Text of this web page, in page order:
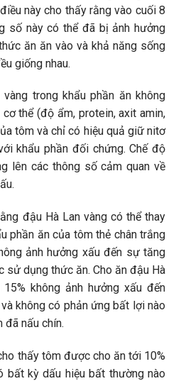
này cho thấy rằng vào cuối 8
số này có thể đã bị ảnh hưởng
ăn ăn vào và khả năng sống
giống nhau.
trong khẩu phần ăn không
thể (độ ẩm, protein, axit amin,
tôm và chỉ có hiệu quả giữ nitơ
khẩu phần đối chứng. Chế độ
lên các thông số cảm quan về
đậu Hà Lan vàng có thể thay
phần ăn của tôm thẻ chân trắng
ảnh hưởng xấu đến sự tăng
sử dụng thức ăn. Cho ăn đậu Hà
không ảnh hưởng xấu đến
không có phản ứng bất lợi nào
đã nấu chín.
thấy tôm được cho ăn tới 10%
bất kỳ dấu hiệu bất thường nào